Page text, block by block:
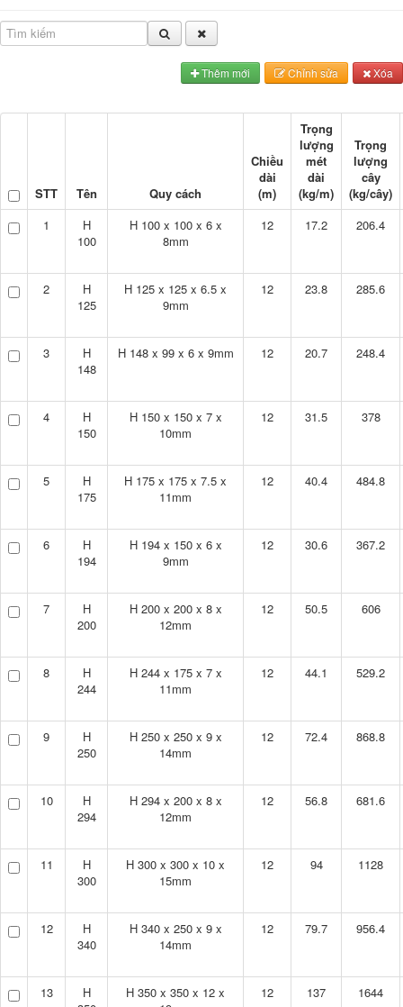
Thêm mới Chỉnh sửa Xóa
STT Tên Quy cách
Chiều
dài
(m)
Trọng
lượng
mét
dài
(kg/m)
Trọng
lượng
cây
(kg/cây)
1
H
100
H 100 x 100 x 6 x
8mm
12 17.2 206.4
2
H
125
H 125 x 125 x 6.5 x
9mm
12 23.8 285.6
3
H
148
H 148 x 99 x 6 x 9mm 12 20.7 248.4
4
H
150
H 150 x 150 x 7 x
10mm
12 31.5 378
5
H
175
H 175 x 175 x 7.5 x
11mm
12 40.4 484.8
6
H
194
H 194 x 150 x 6 x
9mm
12 30.6 367.2
7
H
200
H 200 x 200 x 8 x
12mm
12 50.5 606
8
H
244
H 244 x 175 x 7 x
11mm
12 44.1 529.2
9
H
250
H 250 x 250 x 9 x
14mm
12 72.4 868.8
10
H
294
H 294 x 200 x 8 x
12mm
12 56.8 681.6
11
H
300
H 300 x 300 x 10 x
15mm
12 94 1128
12
H
340
H 340 x 250 x 9 x
14mm
12 79.7 956.4
13
H
H 350 x 350 x 12 x
12 137 1644